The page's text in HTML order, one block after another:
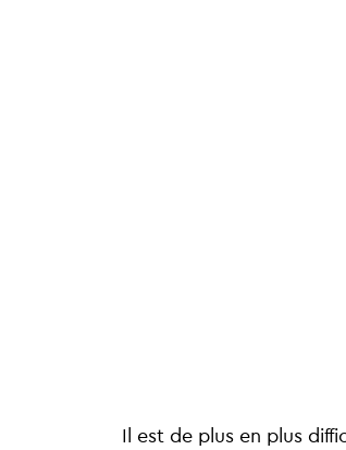
Il est de plus en plus